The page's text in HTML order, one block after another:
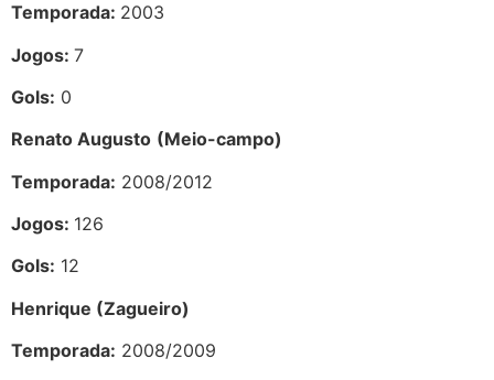
Temporada: 2003
Jogos: 7
Gols: 0
Renato Augusto (Meio-campo)
Temporada: 2008/2012
Jogos: 126
Gols: 12
Henrique (Zagueiro)
Temporada: 2008/2009